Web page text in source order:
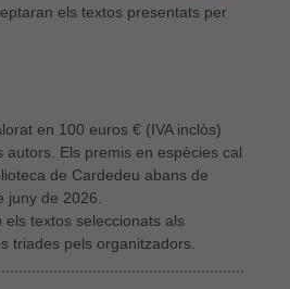
els textos presentats per
en 100 euros € (IVA inclòs)
autors. Els premis en espècies cal
de Cardedeu abans de
juny de 2026.
els textos seleccionats als
triades pels organitzadors.